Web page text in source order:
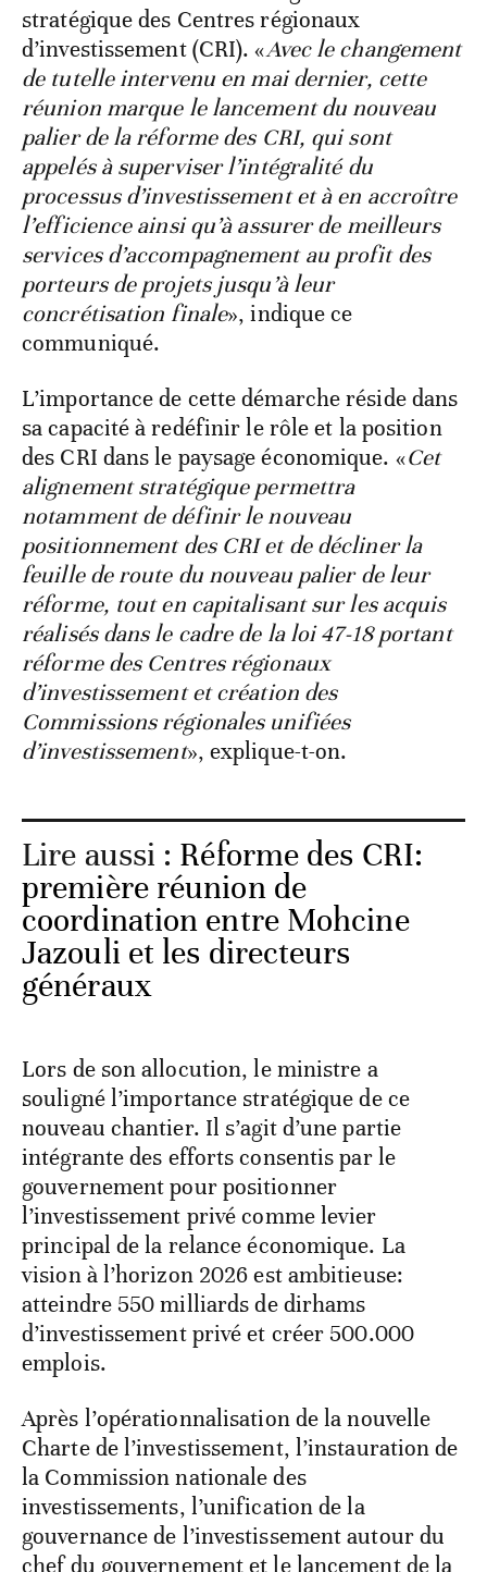
stratégique des Centres régionaux
d’investissement (CRI). «Avec le changement
de tutelle intervenu en mai dernier, cette
réunion marque le lancement du nouveau
palier de la réforme des CRI, qui sont
appelés à superviser l’intégralité du
processus d’investissement et à en accroître
l’efficience ainsi qu’à assurer de meilleurs
services d’accompagnement au profit des
porteurs de projets jusqu’à leur
concrétisation finale», indique ce
communiqué.
L’importance de cette démarche réside dans
sa capacité à redéfinir le rôle et la position
des CRI dans le paysage économique. «Cet
alignement stratégique permettra
notamment de définir le nouveau
positionnement des CRI et de décliner la
feuille de route du nouveau palier de leur
réforme, tout en capitalisant sur les acquis
réalisés dans le cadre de la loi 47-18 portant
réforme des Centres régionaux
d’investissement et création des
Commissions régionales unifiées
d’investissement», explique-t-on.
Lire aussi : Réforme des CRI:
première réunion de
coordination entre Mohcine
Jazouli et les directeurs
généraux
Lors de son allocution, le ministre a
souligné l’importance stratégique de ce
nouveau chantier. Il s’agit d’une partie
intégrante des efforts consentis par le
gouvernement pour positionner
l’investissement privé comme levier
principal de la relance économique. La
vision à l’horizon 2026 est ambitieuse:
atteindre 550 milliards de dirhams
d’investissement privé et créer 500.000
emplois.
Après l’opérationnalisation de la nouvelle
Charte de l’investissement, l’instauration de
la Commission nationale des
investissements, l’unification de la
gouvernance de l’investissement autour du
chef du gouvernement et le lancement de la